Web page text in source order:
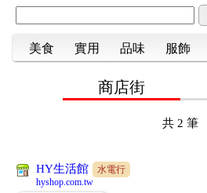
美食 實用 品味 服飾
商店街
共2 筆
HY生活館
水電行
hyshop.com.tw